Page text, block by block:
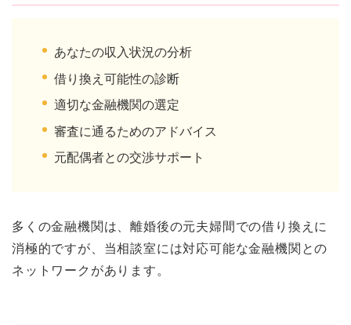
あなたの収入状況の分析
借り換え可能性の診断
適切な金融機関の選定
審査に通るためのアドバイス
元配偶者との交渉サポート
多くの金融機関は、離婚後の元夫婦間での借り換えに
消極的ですが、当相談室には対応可能な金融機関との
ネットワークがあります。